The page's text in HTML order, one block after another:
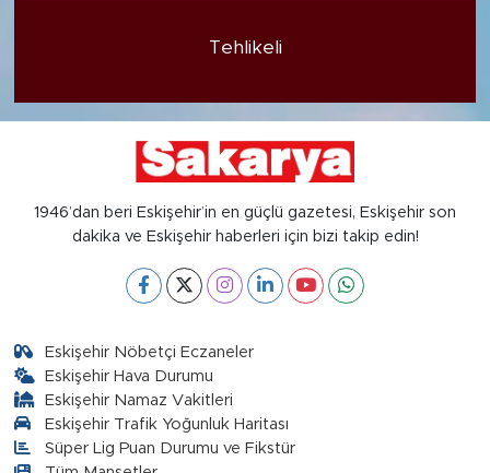
Tehlikeli
1946’dan beri Eskişehir’in en güçlü gazetesi, Eskişehir son
dakika ve Eskişehir haberleri için bizi takip edin!
Eskişehir Nöbetçi Eczaneler
Eskişehir Hava Durumu
Eskişehir Namaz Vakitleri
Eskişehir Trafik Yoğunluk Haritası
Süper Lig Puan Durumu ve Fikstür